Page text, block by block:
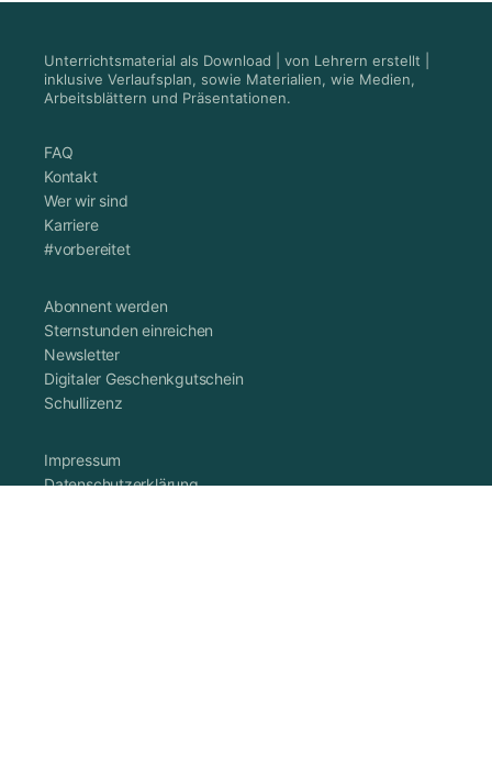
Unterrichtsmaterial als Download | von Lehrern erstellt |
inklusive Verlaufsplan, sowie Materialien, wie Medien,
Arbeitsblättern und Präsentationen.
FAQ
Kontakt
Wer wir sind
Karriere
#vorbereitet
Abonnent werden
Sternstunden einreichen
Newsletter
Digitaler Geschenkgutschein
Schullizenz
Impressum
Datenschutzerklärung